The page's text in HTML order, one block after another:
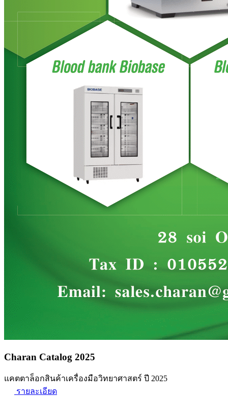
Charan Catalog 2025
แคตตาล็อกสินค้าเครื่องมือวิทยาศาสตร์ ปี 2025
รายละเอียด